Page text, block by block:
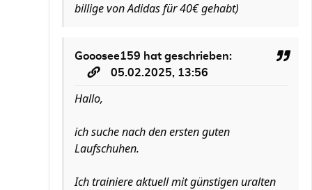
billige von Adidas für 40€ gehabt)
Gooosee159 hat geschrieben:
05.02.2025, 13:56
Hallo,
ich suche nach den ersten guten
Laufschuhen.
Ich trainiere aktuell mit günstigen uralten